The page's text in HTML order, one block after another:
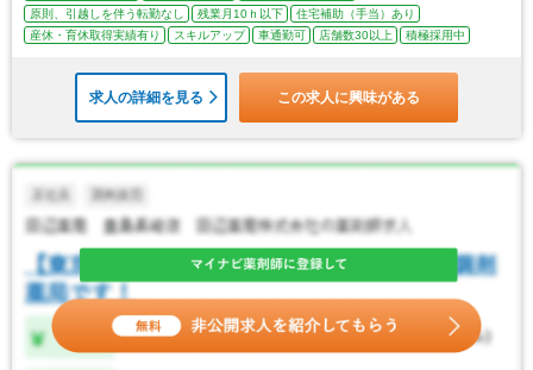
原則、引越しを伴う転勤なし
残業月10ｈ以下
住宅補助（手当）あり
産休・育休取得実績有り
スキルアップ 車通勤可 店舗数30以上 積極採用中
求人の詳細を見る この求人に興味がある